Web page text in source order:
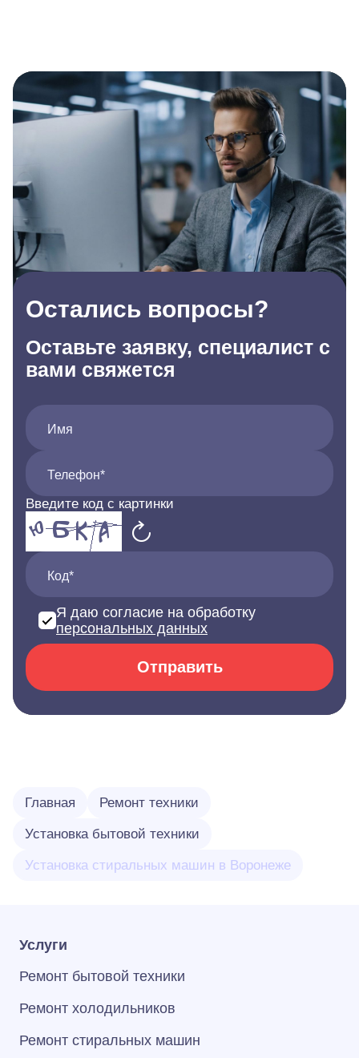
Остались вопросы?
Оставьте заявку, специалист с
вами свяжется
Имя
Телефон*
Введите код с картинки
Код*
Я даю согласие на обработку
персональных данных
Отправить
Главная Ремонт техники
Установка бытовой техники
Установка стиральных машин в Воронеже
Услуги
Ремонт бытовой техники
Ремонт холодильников
Ремонт стиральных машин